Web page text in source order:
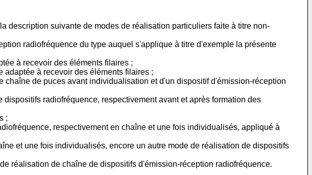
description suivante de modes de réalisation particuliers faite à titre non-
radiofréquence du type auquel s'applique à titre d'exemple la présente
à recevoir des éléments filaires ;
adaptée à recevoir des éléments filaires ;
de puces avant individualisation et d'un dispositif d'émission-réception
radiofréquence, respectivement avant et après formation des
;
respectivement en chaîne et une fois individualisés, appliqué à
et une fois individualisés, encore un autre mode de réalisation de dispositifs
réalisation de chaîne de dispositifs d'émission-réception radiofréquence.